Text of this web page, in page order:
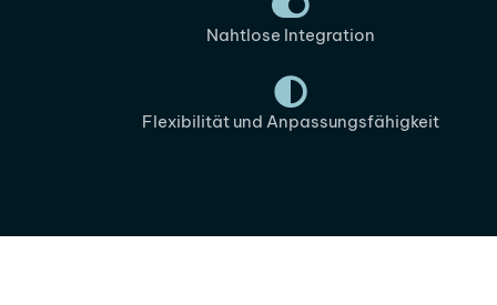
Nahtlose Integration
Flexibilität und Anpassungsfähigkeit